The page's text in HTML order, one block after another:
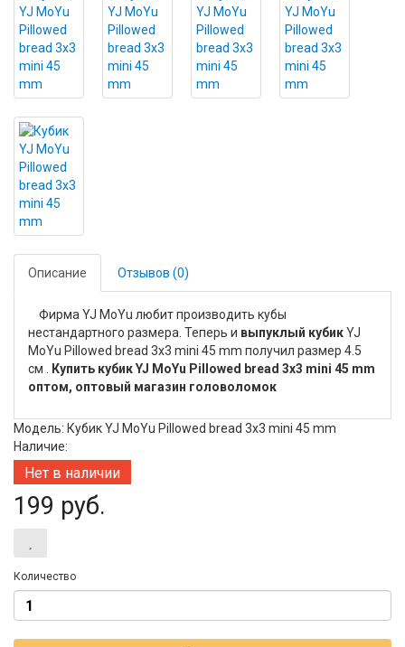
Описание Отзывов (0)
Фирма YJ MoYu любит производить кубы
нестандартного размера. Теперь и выпуклый кубикYJ
MoYu Pillowed bread 3x3 mini 45 mm получил размер 4.5
см .
Купить кубик YJ MoYu Pillowed bread 3x3 mini 45 mm
оптом, оптовый магазин головоломок
Модель: Кубик YJ MoYu Pillowed bread 3x3 mini 45 mm
Наличие:
Нет в наличии
199 руб.
Количество